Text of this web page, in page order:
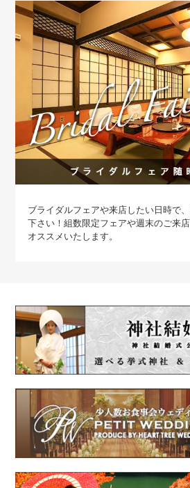
ブライダルフェアや来店したい日時で
下さい！組数限定フェアや週末のご来
オススメいたします。